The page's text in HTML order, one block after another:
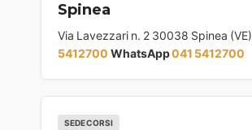
Spinea
Via Lavezzari n. 2 30038 Spinea (VE)
5412700 WhatsApp041 5412700
SEDE CORSI